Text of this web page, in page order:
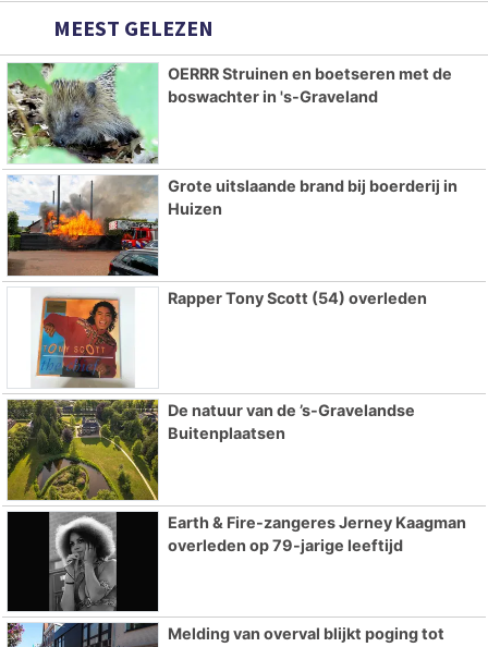
MEEST GELEZEN
OERRR Struinen en boetseren met de
boswachter in 's-Graveland
Grote uitslaande brand bij boerderij in
Huizen
Rapper Tony Scott (54) overleden
De natuur van de ’s-Gravelandse
Buitenplaatsen
Earth & Fire-zangeres Jerney Kaagman
overleden op 79-jarige leeftijd
Melding van overval blijkt poging tot